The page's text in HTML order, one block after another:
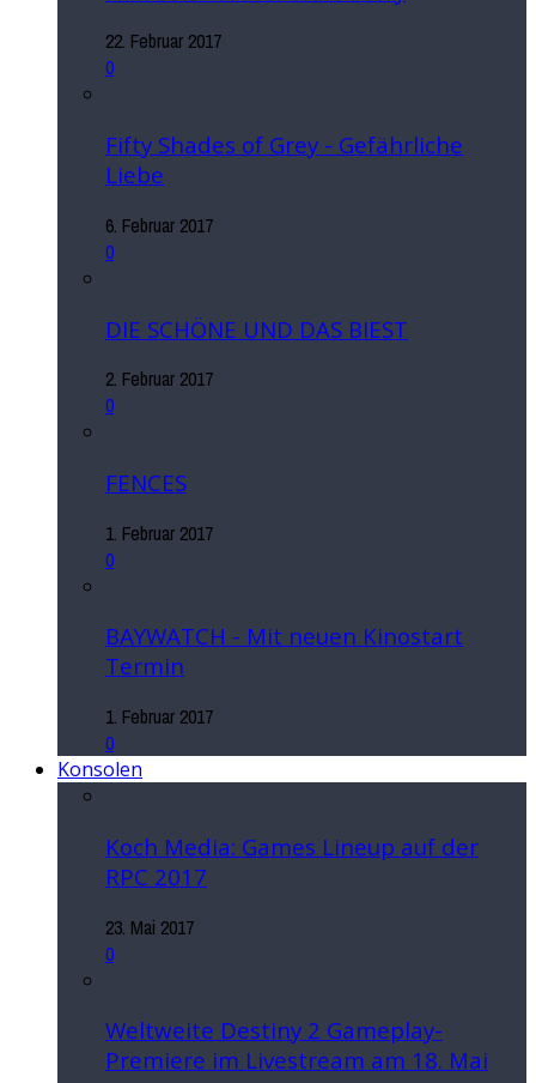
22. Februar 2017
0
Fifty Shades of Grey - Gefährliche
Liebe
6. Februar 2017
0
DIE SCHÖNE UND DAS BIEST
2. Februar 2017
0
FENCES
1. Februar 2017
0
BAYWATCH - Mit neuen Kinostart
Termin
1. Februar 2017
0
Konsolen
Koch Media: Games Lineup auf der
RPC 2017
23. Mai 2017
0
Weltweite Destiny 2 Gameplay-
Premiere im Livestream am 18. Mai